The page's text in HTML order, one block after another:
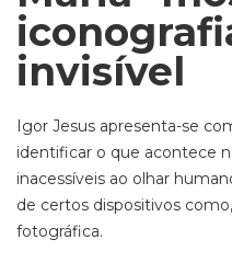
invisível
Igor Jesus apresenta-se
identificar o que acontece
inacessíveis ao olhar
de certos dispositivos
fotográfica.